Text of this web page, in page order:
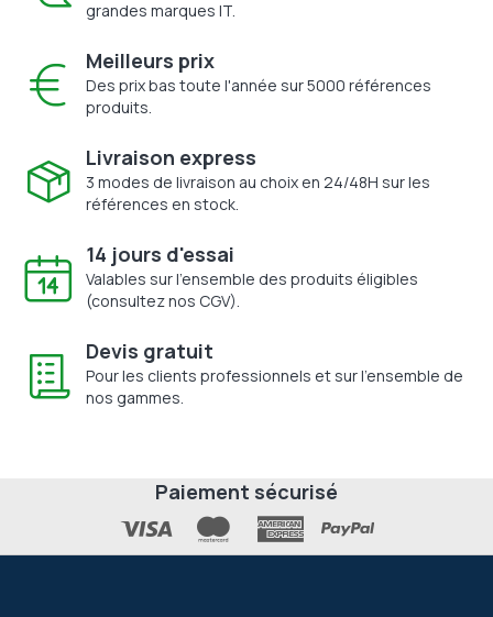
grandes marques IT.
Meilleurs prix
Des prix bas toute l'année sur 5000 références
produits.
Livraison express
3 modes de livraison au choix en 24/48H sur les
références en stock.
14 jours d'essai
Valables sur l'ensemble des produits éligibles
(consultez nos CGV).
Devis gratuit
Pour les clients professionnels et sur l'ensemble de
nos gammes.
Paiement sécurisé